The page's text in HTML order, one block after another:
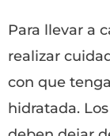
Para llevar a
realizar
con que
hidratada.